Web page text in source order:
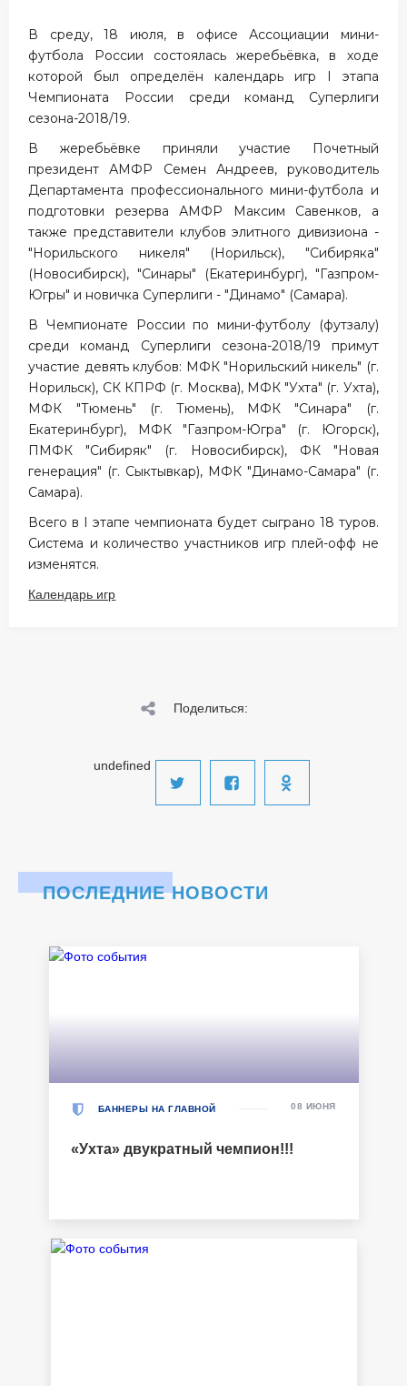
В среду, 18 июля, в офисе Ассоциации мини-
футбола России состоялась жеребьёвка, в ходе
которой был определён календарь игр I этапа
Чемпионата России среди команд Суперлиги
сезона-2018/19.
В жеребьёвке приняли участие Почетный
президент АМФР Семен Андреев, руководитель
Департамента профессионального мини-футбола и
подготовки резерва АМФР Максим Савенков, а
также представители клубов элитного дивизиона -
"Норильского никеля" (Норильск), "Сибиряка"
(Новосибирск), "Синары" (Екатеринбург), "Газпром-
Югры" и новичка Суперлиги - "Динамо" (Самара).
В Чемпионате России по мини-футболу (футзалу)
среди команд Суперлиги сезона-2018/19 примут
участие девять клубов: МФК "Норильский никель" (г.
Норильск), СК КПРФ (г. Москва), МФК "Ухта" (г. Ухта),
МФК "Тюмень" (г. Тюмень), МФК "Синара" (г.
Екатеринбург), МФК "Газпром-Югра" (г. Югорск),
ПМФК "Сибиряк" (г. Новосибирск), ФК "Новая
генерация" (г. Сыктывкар), МФК "Динамо-Самара" (г.
Самара).
Всего в I этапе чемпионата будет сыграно 18 туров.
Система и количество участников игр плей-офф не
изменятся.
Календарь игр
Поделиться:
undefined
ПОСЛЕДНИЕ НОВОСТИ
БАННЕРЫ НА ГЛАВНОЙ
«Ухта» двукратный чемпион!!!
08 ИЮНЯ